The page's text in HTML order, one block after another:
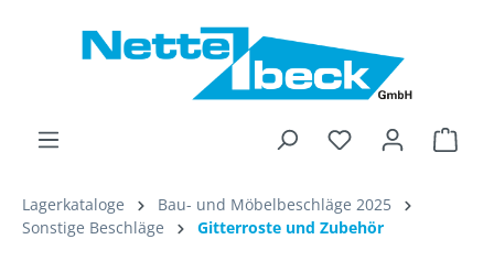
Lagerkataloge
Bau- und Möbelbeschläge 2025
Sonstige Beschläge
Gitterroste und Zubehör